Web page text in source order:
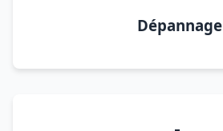
Dépannage